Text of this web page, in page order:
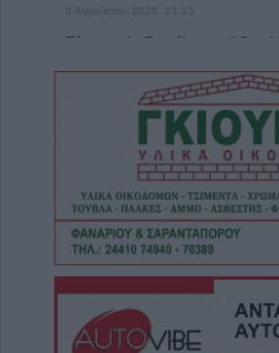
8 Αυγούστου 2026, 21:15
Σίσκος Α. Βασίλειος: "Οι
8 Αυγούστου 2026, 20:55
Πάρος: Νεκρό 4χρονο
8 Αυγούστου 2026, 19:35
Υπεγράφη η σύμβαση για
υποδομών κεντρικής
Πόλης»
8 Αυγούστου 2026, 19:33
Την Κυριακή 9 Αυγούστου
Κωνσταντίνου Βογιατζή